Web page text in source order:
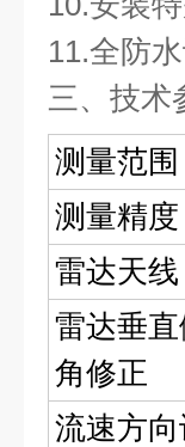
11.全防
三、技术
测量范围
测量精度
雷达天线
雷达垂
角修正
流速方向